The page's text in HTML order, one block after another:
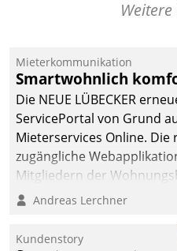
Mieterkommunikation
Smartwohnlich
Die NEUE LÜBECKER
ServicePortal von Grund
Mieterservices Online.
zugängliche
Mitgliedern der
Kontaktaufnahme per
Andreas Lerchner
Kundenstory